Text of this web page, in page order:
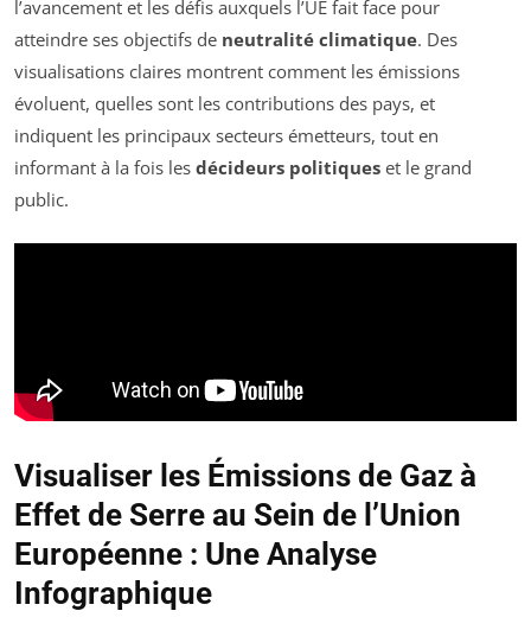
l’avancement et les défis auxquels l’UE fait face pour
atteindre ses objectifs de neutralité climatique. Des
visualisations claires montrent comment les émissions
évoluent, quelles sont les contributions des pays, et
indiquent les principaux secteurs émetteurs, tout en
informant à la fois les décideurs politiques et le grand
public.
Visualiser les Émissions de Gaz à
Effet de Serre au Sein de l’Union
Européenne : Une Analyse
Infographique